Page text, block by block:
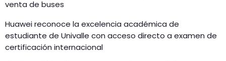
venta de buses
Huawei reconoce la excelencia académica de
estudiante de Univalle con acceso directo a examen de
certificación internacional